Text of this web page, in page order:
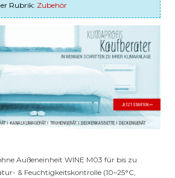
Rubrik: Zubehör
Außeneinheit WINE M03 für bis zu
& Feuchtigkeitskontrolle (10–25°C,